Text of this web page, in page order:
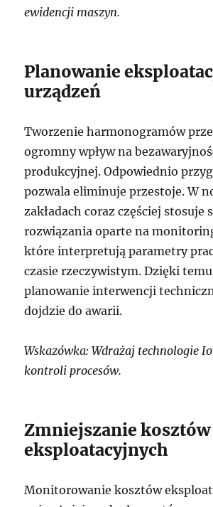
ewidencji maszyn.
Planowanie
urządzeń
Tworzenie harmonogramów
ogromny wpływ na
produkcyjnej. Odpowiednio
pozwala eliminuje przestoje. W
zakładach coraz częściej stosuje
rozwiązania oparte na
które interpretują parametry
czasie rzeczywistym. Dzięki
planowanie interwencji
dojdzie do awarii.
Wskazówka: Wdrażaj technologie
kontroli procesów.
Zmniejszanie kosztów
eksploatacyjnych
Monitorowanie kosztów